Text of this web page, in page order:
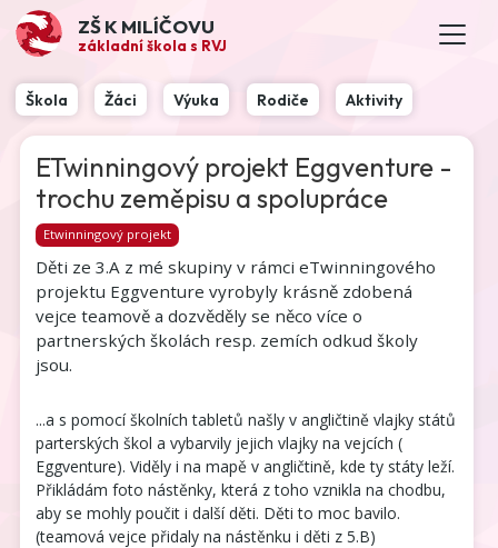
ZŠ K MILÍČOVU
základní škola s RVJ
Škola Žáci Výuka Rodiče Aktivity
ETwinningový projekt Eggventure -
trochu zeměpisu a spolupráce
Etwinningový projekt
Děti ze 3.A z mé skupiny v rámci eTwinningového
projektu Eggventure vyrobyly krásně zdobená
vejce teamově a dozvěděly se něco více o
partnerských školách resp. zemích odkud školy
jsou.
...a s pomocí školních tabletů našly v angličtině vlajky států
parterských škol a vybarvily jejich vlajky na vejcích (
Eggventure). Viděly i na mapě v angličtině, kde ty státy leží.
Přikládám foto nástěnky, která z toho vznikla na chodbu,
aby se mohly poučit i další děti. Děti to moc bavilo.
(teamová vejce přidaly na nástěnku i děti z 5.B)